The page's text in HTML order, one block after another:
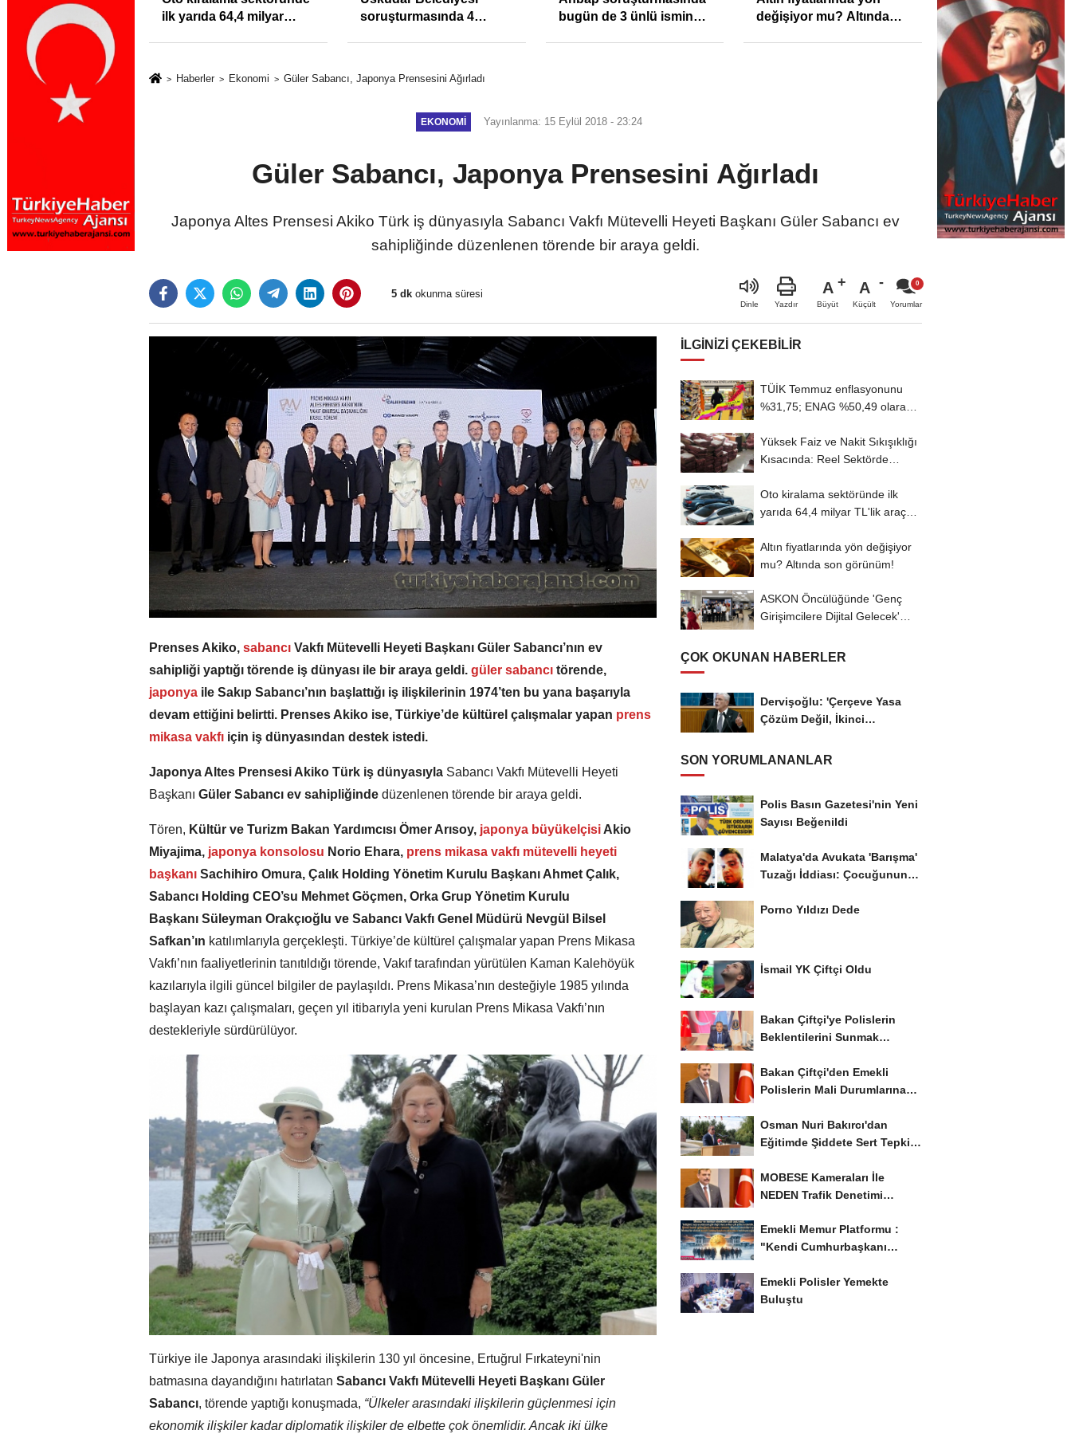
Kısacında:
Fırtınası
ilk yarıda 64,4 milyar
soruşturmasında 4
bugün de 3 ünlü ismin
değişiyor mu? Altında
Haberler Ekonomi Güler Sabancı, Japonya Prensesini Ağırladı
EKONOMI Yayınlanma: 15 Eylül 2018 - 23:24
Güler Sabancı, Japonya Prensesini Ağırladı
Japonya Altes Prensesi Akiko Türk iş dünyasıyla Sabancı Vakfı Mütevelli Heyeti Başkanı Güler Sabancı ev
sahipliğinde düzenlenen törende bir araya geldi.
5 dk okunma süresi
Dinle Yazdır
A
Büyüt
A
Küçült Yorumlar
Prenses Akiko, sabancı Vakfı Mütevelli Heyeti Başkanı Güler Sabancı’nın ev
sahipliği yaptığı törende iş dünyası ile bir araya geldi. güler sabancı törende,
japonya ile Sakıp Sabancı’nın başlattığı iş ilişkilerinin 1974’ten bu yana başarıyla
devam ettiğini belirtti. Prenses Akiko ise, Türkiye’de kültürel çalışmalar yapan prens
mikasa vakfı için iş dünyasından destek istedi.
Japonya Altes Prensesi Akiko Türk iş dünyasıyla Sabancı Vakfı Mütevelli Heyeti
Başkanı Güler Sabancı ev sahipliğinde düzenlenen törende bir araya geldi.
Tören, Kültür ve Turizm Bakan Yardımcısı Ömer Arısoy, japonya büyükelçisi Akio
Miyajima, japonya konsolosu Norio Ehara, prens mikasa vakfı mütevelli heyeti
başkanı Sachihiro Omura, Çalık Holding Yönetim Kurulu Başkanı Ahmet Çalık,
Sabancı Holding CEO’su Mehmet Göçmen, Orka Grup Yönetim Kurulu
Başkanı Süleyman Orakçıoğlu ve Sabancı Vakfı Genel Müdürü Nevgül Bilsel
Safkan’ın katılımlarıyla gerçekleşti. Türkiye’de kültürel çalışmalar yapan Prens Mikasa
Vakfı’nın faaliyetlerinin tanıtıldığı törende, Vakıf tarafından yürütülen Kaman Kalehöyük
kazılarıyla ilgili güncel bilgiler de paylaşıldı. Prens Mikasa’nın desteğiyle 1985 yılında
başlayan kazı çalışmaları, geçen yıl itibarıyla yeni kurulan Prens Mikasa Vakfı’nın
destekleriyle sürdürülüyor.
Türkiye ile Japonya arasındaki ilişkilerin 130 yıl öncesine, Ertuğrul Fırkateyni'nin
batmasına dayandığını hatırlatan Sabancı Vakfı Mütevelli Heyeti Başkanı Güler
Sabancı, törende yaptığı konuşmada, “Ülkeler arasındaki ilişkilerin güçlenmesi için
ekonomik ilişkiler kadar diplomatik ilişkiler de elbette çok önemlidir. Ancak iki ülke
İLGINIZI ÇEKEBILIR
TÜİK Temmuz enflasyonunu
%31,75; ENAG %50,49 olarak
Yüksek Faiz ve Nakit Sıkışıklığı
Kısacında: Reel Sektörde
Oto kiralama sektöründe ilk
yarıda 64,4 milyar TL'lik araç
Altın fiyatlarında yön değişiyor
mu? Altında son görünüm!
ASKON Öncülüğünde 'Genç
Girişimcilere Dijital Gelecek'
ÇOK OKUNAN HABERLER
Dervişoğlu: 'Çerçeve Yasa
Çözüm Değil, İkinci
SON YORUMLANANLAR
Polis Basın Gazetesi'nin Yeni
Sayısı Beğenildi
Malatya'da Avukata 'Barışma'
Tuzağı İddiası: Çocuğunun
Porno Yıldızı Dede
İsmail YK Çiftçi Oldu
Bakan Çiftçi'ye Polislerin
Beklentilerini Sunmak
Bakan Çiftçi'den Emekli
Polislerin Mali Durumlarına
Osman Nuri Bakırcı'dan
Eğitimde Şiddete Sert Tepki:
MOBESE Kameraları İle
NEDEN Trafik Denetimi
Emekli Memur Platformu :
"Kendi Cumhurbaşkanı
Emekli Polisler Yemekte
Buluştu